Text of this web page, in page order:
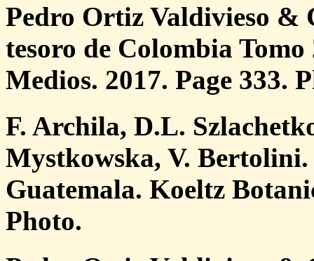
Pedro Ortiz Valdivieso &
tesoro de Colombia
Medios. 2017. Page 333.
F. Archila, D.L.
Mystkowska, V. Bertolini.
Guatemala. Koeltz
Photo.